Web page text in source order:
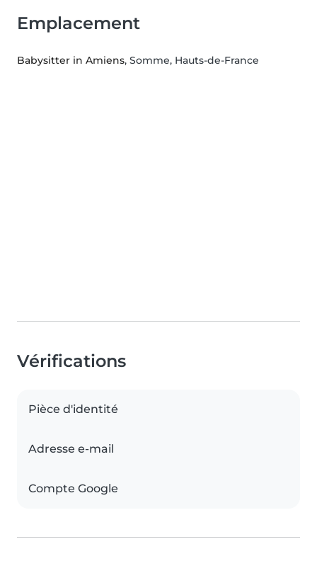
Emplacement
Babysitter in Amiens, Somme, Hauts-de-France
Vérifications
Pièce d'identité
Adresse e-mail
Compte Google